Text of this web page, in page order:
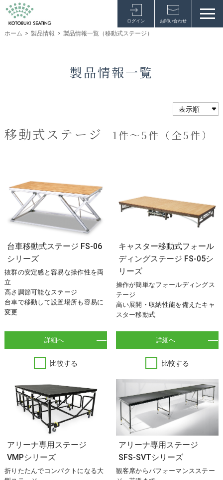
ログイン お問い合わせ
ホーム > 製品情報 > 製品情報一覧（移動式ステージ）
製品情報一覧
移動式ステージ 1件～5件（全5件）
台車移動式ステージ FS-06
シリーズ
抜群の安定感と容易な操作性を両
立
高さ調節可能なステージ
台車で移動して設置場所も容易に
変更
詳細へ
比較する
キャスター移動式フォール
ディングステージ FS-05シ
リーズ
操作が簡単なフォールディングス
テージ
高い展開・収納性能を備えたキャ
スター移動式
詳細へ
比較する
アリーナ専用ステージ
VMPシリーズ
折りたたんでコンパクトになる大
アリーナ専用ステージ
SFS-SVTシリーズ
観客席からパフォーマンスステー